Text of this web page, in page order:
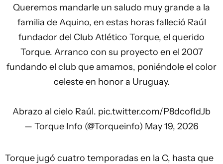
Queremos mandarle un saludo muy grande a la
familia de Aquino, en estas horas falleció Raúl
fundador del Club Atlético Torque, el querido
Torque. Arranco con su proyecto en el 2007
fundando el club que amamos, poniéndole el color
celeste en honor a Uruguay.
Abrazo al cielo Raúl. pic.twitter.com/P8dcofIdJb
— Torque Info (@Torqueinfo) May 19, 2026
Torque jugó cuatro temporadas en la C, hasta que